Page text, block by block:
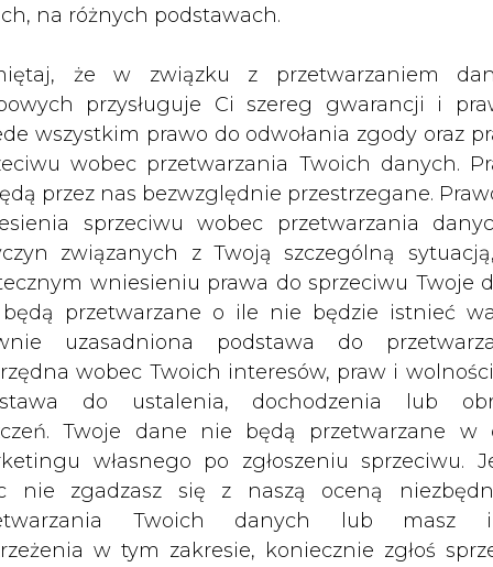
na różnych podstawach.
że w związku z przetwarzaniem
przysługuje Ci szereg gwarancji i
wszystkim prawo do odwołania zgody oraz
wobec przetwarzania Twoich danych.
przez nas bezwzględnie przestrzegane.
sprzeciwu wobec przetwarzania
związanych z Twoją szczególną
wniesieniu prawa do sprzeciwu Twoje
przetwarzane o ile nie będzie istnieć
uzasadniona podstawa do
wobec Twoich interesów, praw i
do ustalenia, dochodzenia lub
Twoje dane nie będą przetwarzane w
własnego po zgłoszeniu sprzeciwu.
nie zgadzasz się z naszą oceną
Twoich danych lub masz
w tym zakresie, koniecznie zgłoś
cen surowca, doprowadziła do
ropy łupkowej w USA.
przedłużyć „wiek ropy naftowej”. Jednakże
Journal, że ostatni wzrost cen surowca
produkcji.
gdzie państwa tego kartelu naftowego
w celu wywindowania jej ceny. W
oporu Rijadu - czytamy w BiznesAlert.pl.
Artykuł powstał bez wsparcia narzędzi sztucznej
inteligencji. Wydawca portalu CIRE zgadza się na
publikacji do szkoleń treningowych LLM.